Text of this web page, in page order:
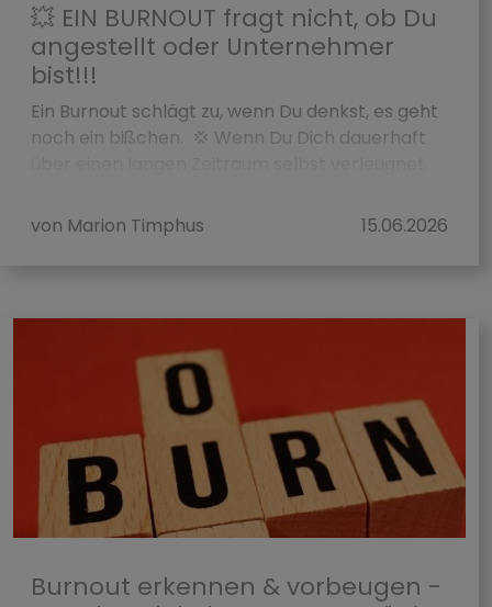
💥 EIN BURNOUT fragt nicht, ob Du
angestellt oder Unternehmer
bist!!!
Ein Burnout schlägt zu, wenn Du denkst, es geht
noch ein bißchen. 💢 Wenn Du Dich dauerhaft
von Marion Timphus
15.06.2026
Burnout erkennen & vorbeugen -